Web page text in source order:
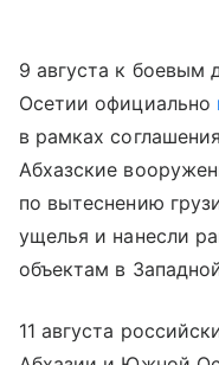
9 августа к
Осетии официально
в рамках
Абхазские
по вытеснению
ущелья и нанесли
объектам в
11 августа